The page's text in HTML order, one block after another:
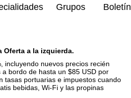
Grupos Boletín
Oferta a la izquierda.
incluyendo nuevos precios recién
bordo de hasta un $85 USD por
tasas portuarias e impuestos cuando
bebidas, Wi-Fi y las propinas